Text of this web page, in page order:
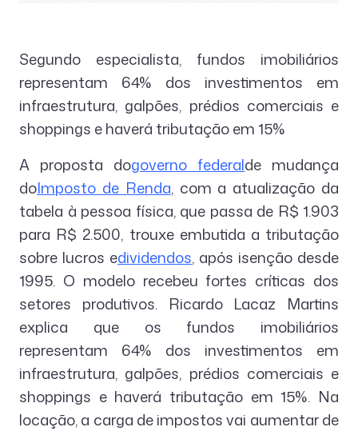
Segundo especialista, fundos imobiliários
representam 64% dos investimentos em
infraestrutura, galpões, prédios comerciais e
shoppings e haverá tributação em 15%
A proposta dogoverno federalde mudança
doImposto de Renda, com a atualização da
tabela à pessoa física, que passa de R$ 1.903
para R$ 2.500, trouxe embutida a tributação
sobre lucros edividendos, após isenção desde
1995. O modelo recebeu fortes críticas dos
setores produtivos. Ricardo Lacaz Martins
explica que os fundos imobiliários
representam 64% dos investimentos em
infraestrutura, galpões, prédios comerciais e
shoppings e haverá tributação em 15%. Na
locação, a carga de impostos vai aumentar de